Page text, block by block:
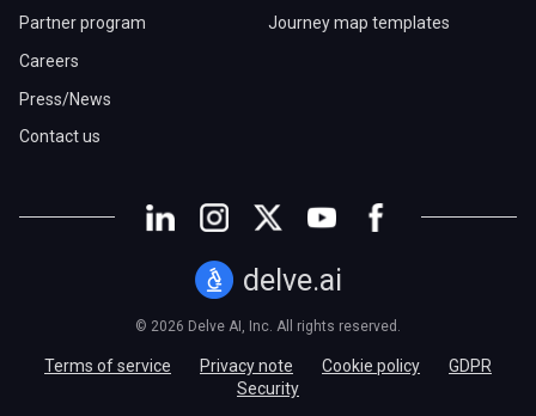
Partner program
Careers
Press/News
Contact us
Journey map templates
delve.ai
© 2026 Delve AI, Inc. All rights reserved.
Terms of service Privacy note Cookie policy
GDPR
Security